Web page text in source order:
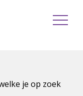
je op zoek